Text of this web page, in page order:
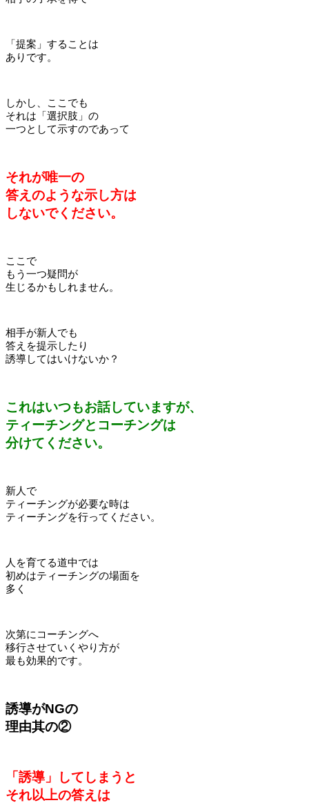
「提案」することは
ありです。
しかし、ここでも
それは「選択肢」の
一つとして示すのであって
それが唯一の
答えのような示し方は
しないでください。
ここで
もう一つ疑問が
生じるかもしれません。
相手が新人でも
答えを提示したり
誘導してはいけないか？
これはいつもお話していますが、
ティーチングとコーチングは
分けてください。
新人で
ティーチングが必要な時は
ティーチングを行ってください。
人を育てる道中では
初めはティーチングの場面を
多く
次第にコーチングへ
移行させていくやり方が
最も効果的です。
誘導がNGの
理由其の②
「誘導」してしまうと
それ以上の答えは